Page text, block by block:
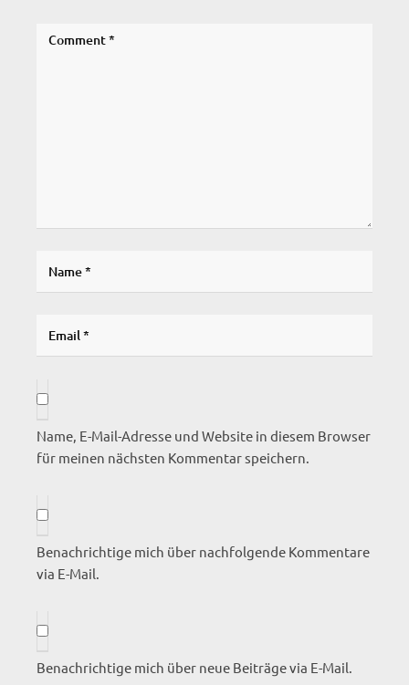
Name, E-Mail-Adresse und Website in diesem Browser
für meinen nächsten Kommentar speichern.
Benachrichtige mich über nachfolgende Kommentare
via E-Mail.
Benachrichtige mich über neue Beiträge via E-Mail.